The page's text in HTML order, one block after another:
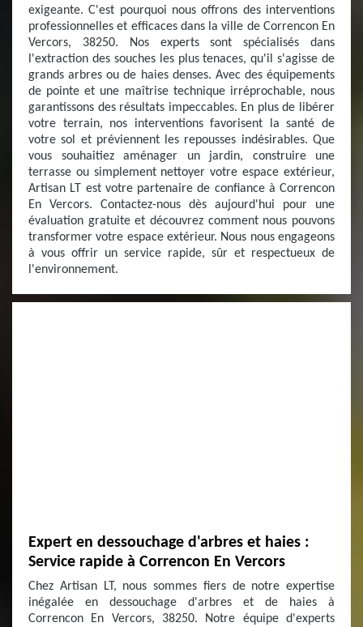
exigeante. C'est pourquoi nous offrons des interventions
professionnelles et efficaces dans la ville de Correncon En
Vercors, 38250. Nos experts sont spécialisés dans
l'extraction des souches les plus tenaces, qu'il s'agisse de
grands arbres ou de haies denses. Avec des équipements
de pointe et une maîtrise technique irréprochable, nous
garantissons des résultats impeccables. En plus de libérer
votre terrain, nos interventions favorisent la santé de
votre sol et préviennent les repousses indésirables. Que
vous souhaitiez aménager un jardin, construire une
terrasse ou simplement nettoyer votre espace extérieur,
Artisan LT est votre partenaire de confiance à Correncon
En Vercors. Contactez-nous dès aujourd'hui pour une
évaluation gratuite et découvrez comment nous pouvons
transformer votre espace extérieur. Nous nous engageons
à vous offrir un service rapide, sûr et respectueux de
l'environnement.
Expert en dessouchage d'arbres et haies :
Service rapide à Correncon En Vercors
Chez Artisan LT, nous sommes fiers de notre expertise
inégalée en dessouchage d'arbres et de haies à
Correncon En Vercors, 38250. Notre équipe d'experts